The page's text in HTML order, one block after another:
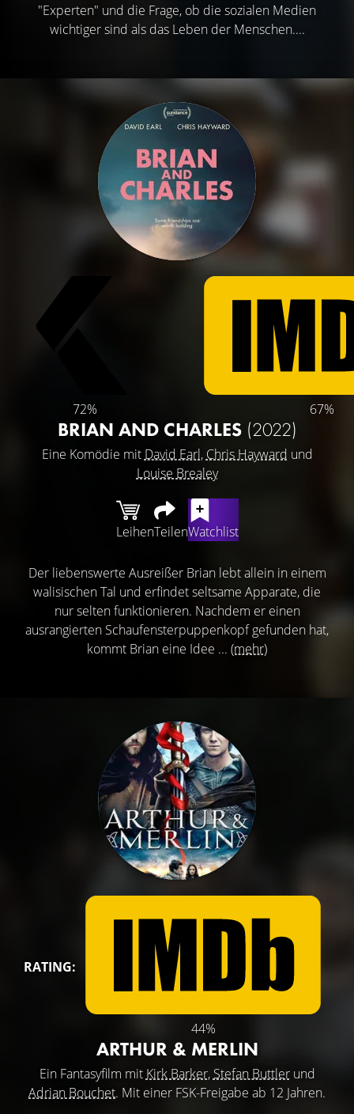
"Experten" und die Frage, ob die sozialen Medien
wichtiger sind als das Leben der Menschen....
72% 67%
BRIAN AND CHARLES (2022)
Eine Komödie mit David Earl, Chris Hayward und
Louise Brealey
LeihenTeilenWatchlist
Der liebenswerte Ausreißer Brian lebt allein in einem
walisischen Tal und erfindet seltsame Apparate, die
nur selten funktionieren. Nachdem er einen
ausrangierten Schaufensterpuppenkopf gefunden hat,
kommt Brian eine Idee ... (mehr)
RATING:
44%
ARTHUR & MERLIN
Ein Fantasyfilm mit Kirk Barker, Stefan Buttlerund
Adrian Bouchet. Mit einer FSK-Freigabe ab 12 Jahren.